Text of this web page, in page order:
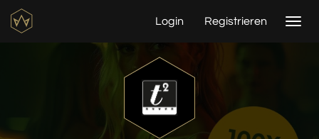
Login Registrieren